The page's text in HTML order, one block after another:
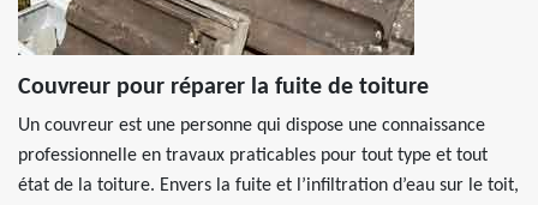
Couvreur pour réparer la fuite de toiture
Un couvreur est une personne qui dispose une connaissance
professionnelle en travaux praticables pour tout type et tout
état de la toiture. Envers la fuite et l’infiltration d’eau sur le toit,